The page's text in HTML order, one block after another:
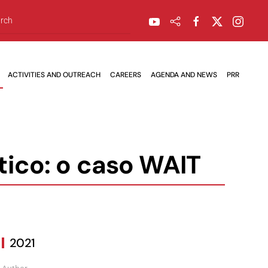
ACTIVITIES AND OUTREACH CAREERS AGENDA AND NEWS PRR
o caso WAIT
2021